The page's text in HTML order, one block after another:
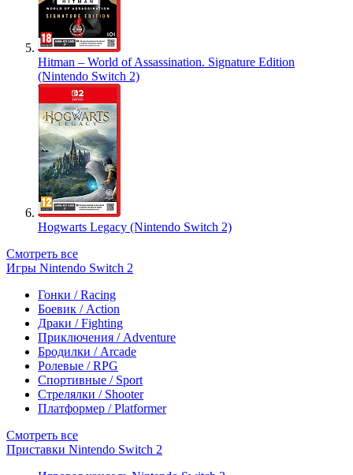
Hitman – World of Assassination. Signature Edition
(Nintendo Switch 2)
Hogwarts Legacy (Nintendo Switch 2)
Смотреть все
Игры Nintendo Switch 2
Гонки / Racing
Боевик / Action
Драки / Fighting
Приключения / Adventure
Бродилки / Arcade
Ролевые / RPG
Спортивные / Sport
Стрелялки / Shooter
Платформер / Platformer
Смотреть все
Приставки Nintendo Switch 2